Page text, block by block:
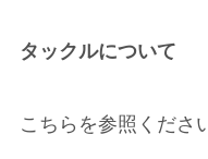
タックルについて
こちらを参照くださ